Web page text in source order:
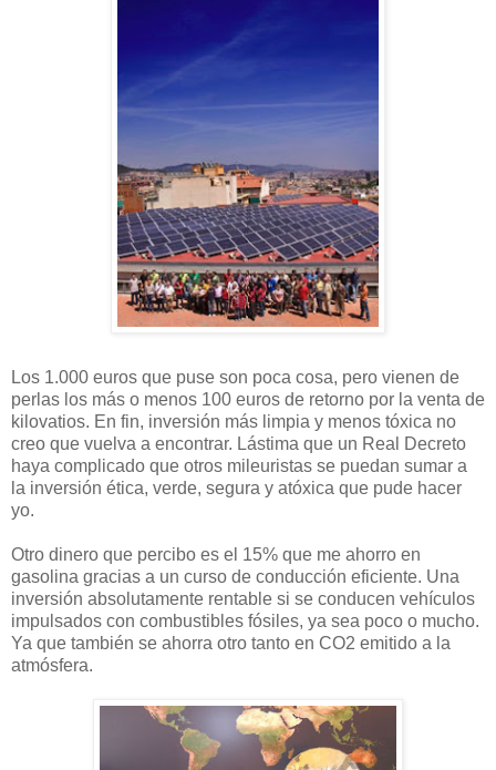
Los 1.000 euros que puse son poca cosa, pero vienen de
perlas los más o menos 100 euros de retorno por la venta de
kilovatios. En fin, inversión más limpia y menos tóxica no
creo que vuelva a encontrar. Lástima que un Real Decreto
haya complicado que otros mileuristas se puedan sumar a
la inversión ética, verde, segura y atóxica que pude hacer
yo.
Otro dinero que percibo es el 15% que me ahorro en
gasolina gracias a un curso de conducción eficiente. Una
inversión absolutamente rentable si se conducen vehículos
impulsados con combustibles fósiles, ya sea poco o mucho.
Ya que también se ahorra otro tanto en CO2 emitido a la
atmósfera.